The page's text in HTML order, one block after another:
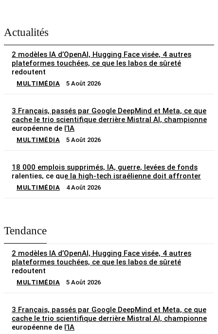
Actualités
2 modèles IA d’OpenAI, Hugging Face visée, 4 autres
plateformes touchées, ce que les labos de sûreté
redoutent
MULTIMÉDIA 5 Août 2026
3 Français, passés par Google DeepMind et Meta, ce que
cache le trio scientifique derrière Mistral AI, championne
européenne de l’IA
MULTIMÉDIA 5 Août 2026
18 000 emplois supprimés, IA, guerre, levées de fonds
ralenties, ce que la high-tech israélienne doit affronter
MULTIMÉDIA 4 Août 2026
Tendance
2 modèles IA d’OpenAI, Hugging Face visée, 4 autres
plateformes touchées, ce que les labos de sûreté
redoutent
MULTIMÉDIA 5 Août 2026
3 Français, passés par Google DeepMind et Meta, ce que
cache le trio scientifique derrière Mistral AI, championne
européenne de l’IA